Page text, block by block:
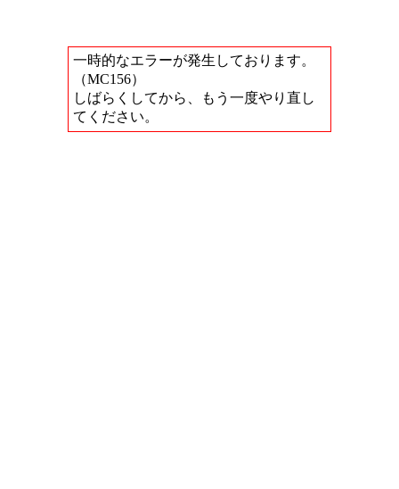
一時的なエラーが発生しております。
（MC156）
しばらくしてから、もう一度やり直し
てください。